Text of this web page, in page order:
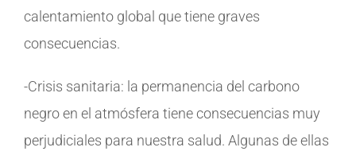
calentamiento global que tiene graves
consecuencias.
-Crisis sanitaria: la permanencia del carbono
negro en el atmósfera tiene consecuencias muy
perjudiciales para nuestra salud. Algunas de ellas